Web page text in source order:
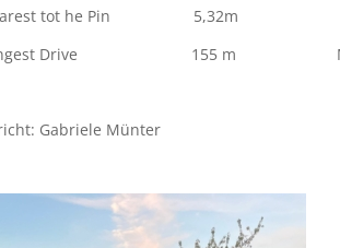
tot he Pin 5,32m
Drive 155 m
Gabriele Münter